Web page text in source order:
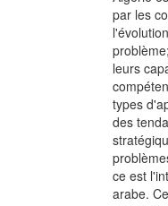
par les
leurs
types
des
ce est
arabe.